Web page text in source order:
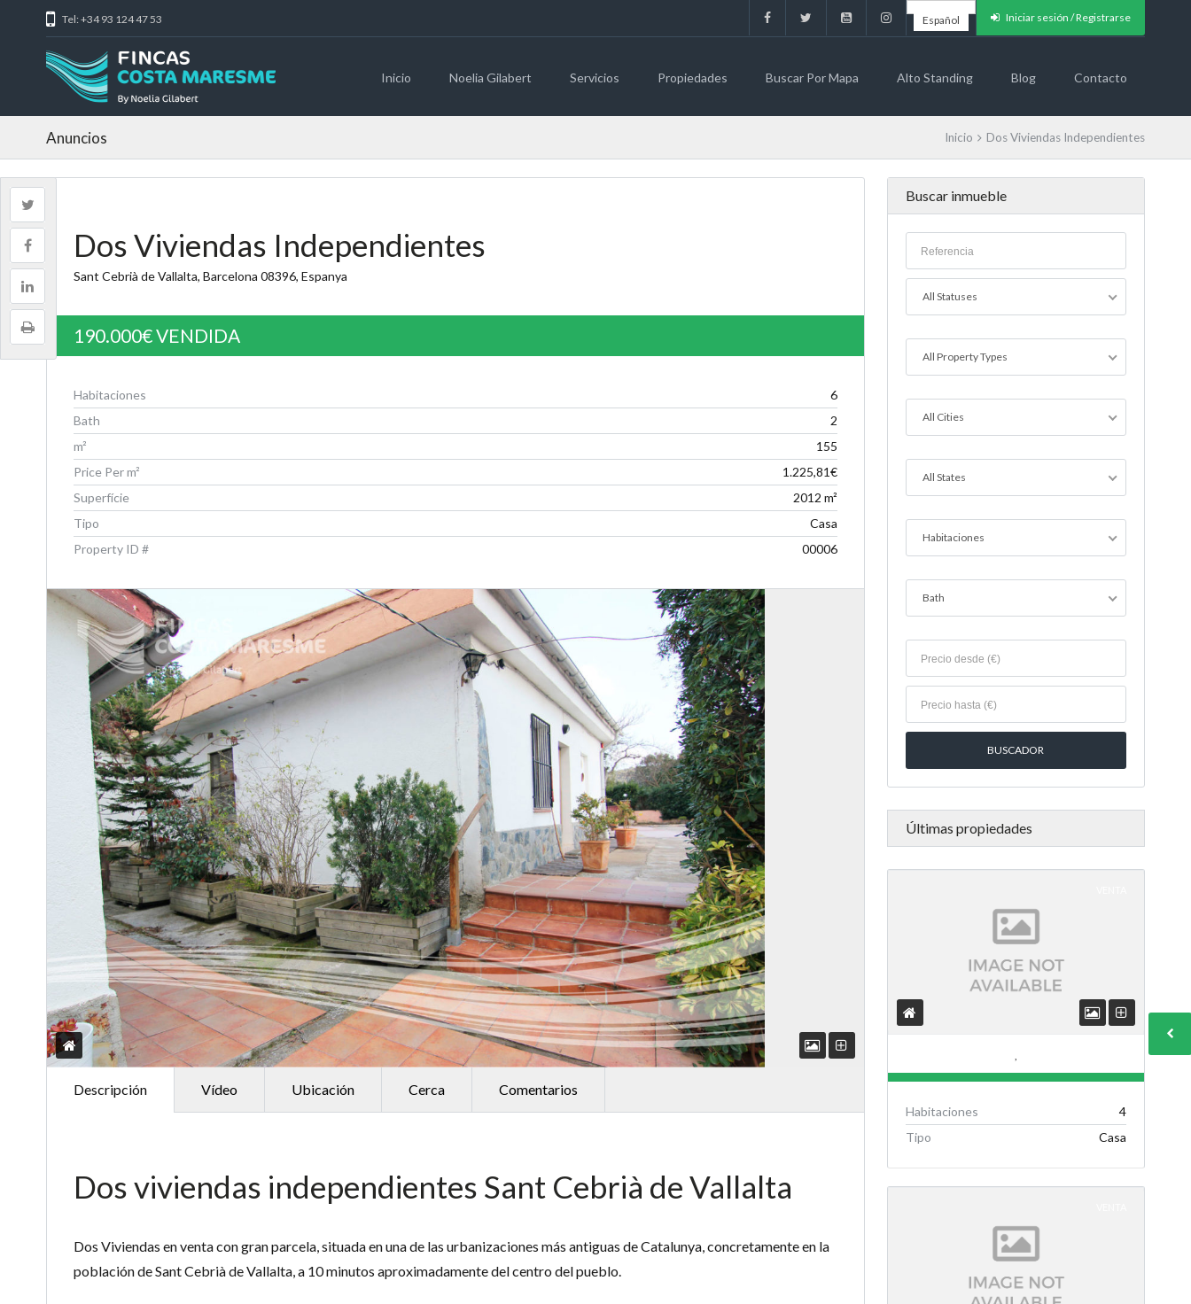
Log in
Don't have an account?
Create your
account,it takes less than a minute.
Nombre de usuario
Password
INICIAR SESIÓN
Lost your password?
Tel: +34 93 124 47 53 Español Iniciar sesión / Registrarse
Inicio Noelia Gilabert Servicios Propiedades Buscar Por Mapa Alto Standing Blog Contacto
Anuncios Inicio Dos Viviendas Independientes
Dos Viviendas Independientes
Sant Cebrià de Vallalta, Barcelona 08396, Espanya
190.000€VENDIDA
Habitaciones
6
Bath
2
m²
155
Price Per m²
1.225,81€
Superfície
2012 m²
Tipo
Casa
Property ID #
00006
Descripción Vídeo Ubicación Cerca Comentarios
Dos viviendas independientes Sant Cebrià de Vallalta
Dos Viviendas en venta con gran parcela, situada en una de las urbanizaciones más antiguas de Catalunya, concretamente en la
población de Sant Cebrià de Vallalta, a 10 minutos aproximadamente del centro del pueblo.
Buscar inmueble
All Statuses
All Property Types
All Cities
All States
Habitaciones
Bath
Últimas propiedades
Habitaciones
4
Tipo
Casa